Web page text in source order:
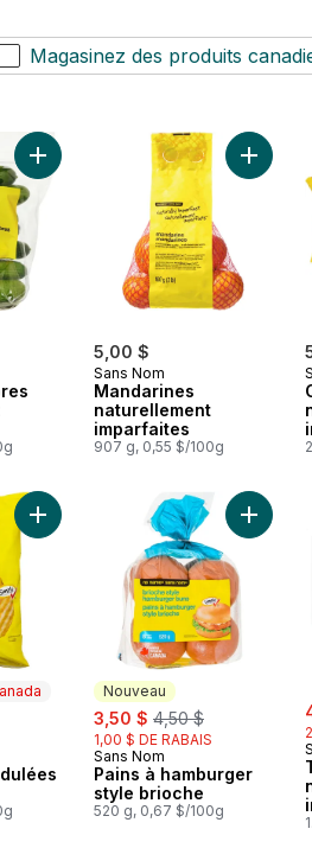
Magasinez des produits
imparfaites au panier
Ajouter Mini concombres
5,00 $
Sans Nom
Mandarines
naturellement
imparfaites
907 g, 0,55 $/100g
Ajouter
masala au panier
Ajouter Croustilles ondulées
Nouveau
sale:
3,50 $ , formerly:
4,50 $
1,00 $ DE RABAIS
Nouveau
Sans Nom
Pains à hamburger
style brioche
520 g, 0,67 $/100g
Ajouter